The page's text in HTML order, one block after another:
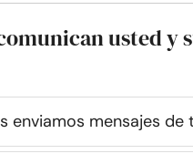
usted y
enviamos mensajes